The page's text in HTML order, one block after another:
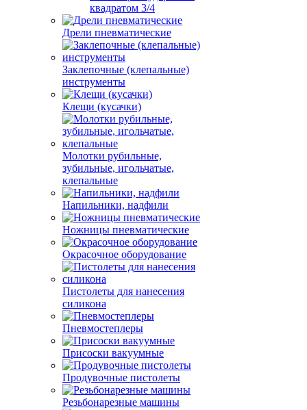
квадратом 3/4
Дрели пневматические
Заклепочные (клепальные)
инструменты
Клещи (кусачки)
Молотки рубильные,
зубильные, игольчатые,
клепальные
Напильники, надфили
Ножницы пневматические
Окрасочное оборудование
Пистолеты для нанесения
силикона
Пневмостеплеры
Присоски вакуумные
Продувочные пистолеты
Резьбонарезные машины